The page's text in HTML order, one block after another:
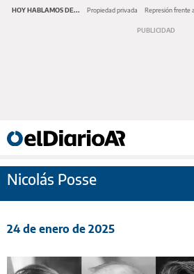
HOY HABLAMOS DE... Propiedad privada Represión frente
Nicolás Posse
24 de enero de 2025